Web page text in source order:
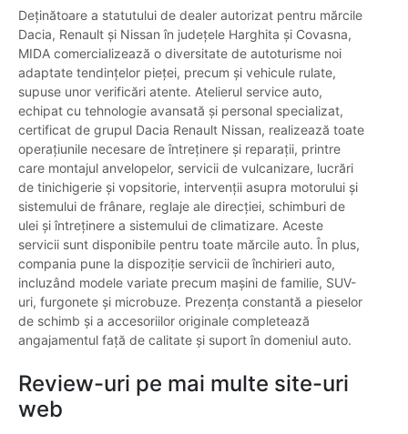
Deținătoare a statutului de dealer autorizat pentru mărcile
Dacia, Renault și Nissan în județele Harghita și Covasna,
MIDA comercializează o diversitate de autoturisme noi
adaptate tendințelor pieței, precum și vehicule rulate,
supuse unor verificări atente. Atelierul service auto,
echipat cu tehnologie avansată și personal specializat,
certificat de grupul Dacia Renault Nissan, realizează toate
operațiunile necesare de întreținere și reparații, printre
care montajul anvelopelor, servicii de vulcanizare, lucrări
de tinichigerie și vopsitorie, intervenții asupra motorului și
sistemului de frânare, reglaje ale direcției, schimburi de
ulei și întreținere a sistemului de climatizare. Aceste
servicii sunt disponibile pentru toate mărcile auto. În plus,
compania pune la dispoziție servicii de închirieri auto,
incluzând modele variate precum mașini de familie, SUV-
uri, furgonete și microbuze. Prezența constantă a pieselor
de schimb și a accesoriilor originale completează
angajamentul față de calitate și suport în domeniul auto.
Review-uri pe mai multe site-uri
web